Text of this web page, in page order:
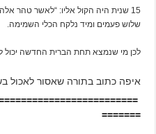
שלוש פעמים ומיד נלקח הכלי השמימה.
לכן מי שנמצא תחת הברית החדשה יכול
איפה כתוב בתורה שאסור לאכול
=======